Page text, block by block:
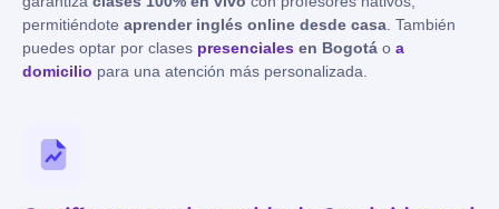
permitiéndote aprender inglés online desde casa . También
puedes optar por clases presenciales en Bogotá o a
domicilio para una atención más personalizada.